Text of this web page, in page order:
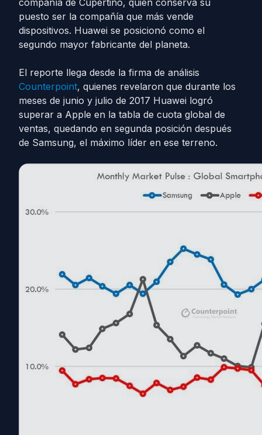
compañía de Cupertino, quien conserva su
puesto ser la compañía que más vende
dispositivos. Huawei se posicionó como el
segundo mayor fabricante del planeta.
El reporte llega desde la firma de análisis
Counterpoint, quienes revelaron que durante los
meses de junio y julio de 2017 Huawei logró
superar a Apple en la tabla de cuota global de
ventas, quedando en segunda posición después
de Samsung, el máximo líder en ese terreno.